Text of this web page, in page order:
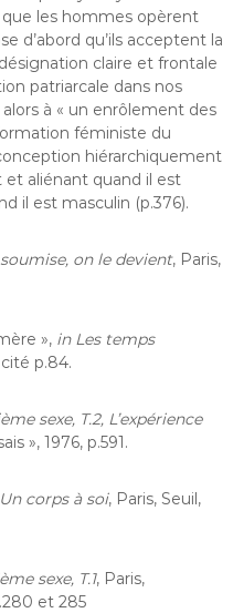
que les hommes opèrent
d’abord qu’ils acceptent la
claire et frontale
patriarcale dans nos
alors à « un enrôlement des
féministe du
hiérarchiquement
aliénant quand il est
il est masculin (p.376).
on le devient, Paris,
», in Les temps
p.84.
sexe, T.2, L’expérience
», 1976, p.591.
Un corps à soi, Paris, Seuil,
sexe, T.1, Paris,
et 285